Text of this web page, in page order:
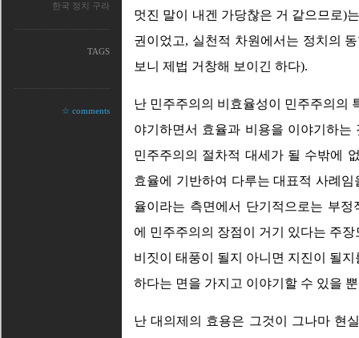
멋진 말이 내겐 가당찮은 거 같으므로)
권이었고, 실천적 차원에서는 정치의
보니 제법 거창해 보이긴 하다).
난 민주주의의 비효율성이 민주주의의
야기하면서 효율과 비용을 이야기하
민주주의의 절차적 대세가 될 수밖에
효율에 기반하여 다루는 대표적 사례
율이라는 측면에서 단기적으로는 부
에 민주주의의 장점이 거기 있다는 주
비짓이 태풍이 될지 아니면 지진이 될
하다는 면을 가지고 이야기할 수 있을
난 대의제의 효용은 그것이 그나마 현
한국 정치 구라
TAGS
☆ comments